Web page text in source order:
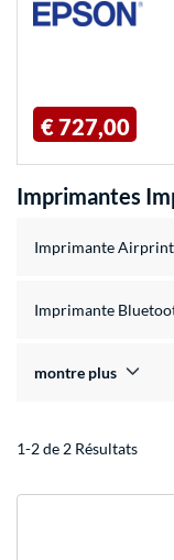
€ 727,00
Imprimantes
Imprimante Airprint
Imprimante
montre plus
1-2 de 2 Résultats